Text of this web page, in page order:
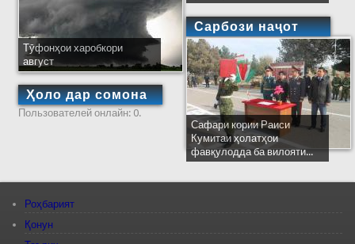
Тӯфонҳои харобкори
август
Ҳоло дар сомона
Пользователей онлайн: 0.
Сарбози наҷот
Сафари кории Раиси
Кумитаи ҳолатҳои
фавқулодда ба вилояти...
Роҳбарият
Қонун